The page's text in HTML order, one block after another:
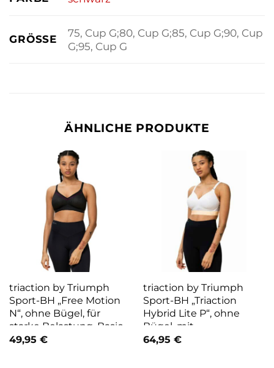
GRÖSSE
75, Cup G;80, Cup G;85, Cup G;90, Cup
G;95, Cup G
ÄHNLICHE PRODUKTE
triaction by Triumph
Sport-BH „Free Motion
N“, ohne Bügel, für
starke Belastung, Basic
Dessous schwarz
49,95 €
triaction by Triumph
Sport-BH „Triaction
Hybrid Lite P“, ohne
Bügel, mit
atmungsaktiven Spacer-
64,95 €